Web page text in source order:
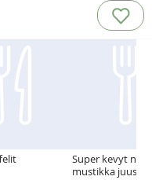
Super kevyt
mustikka